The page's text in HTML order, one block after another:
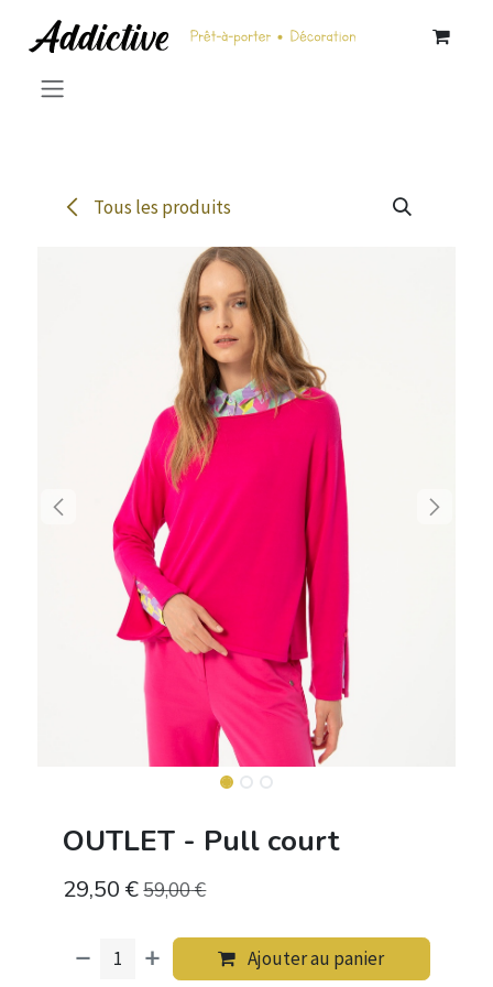
Tous les produits
OUTLET - Pull court
29,50 €59,00€
Ajouter au panier